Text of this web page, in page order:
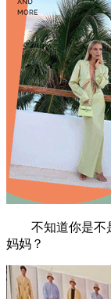
不知道你是不是
妈妈？